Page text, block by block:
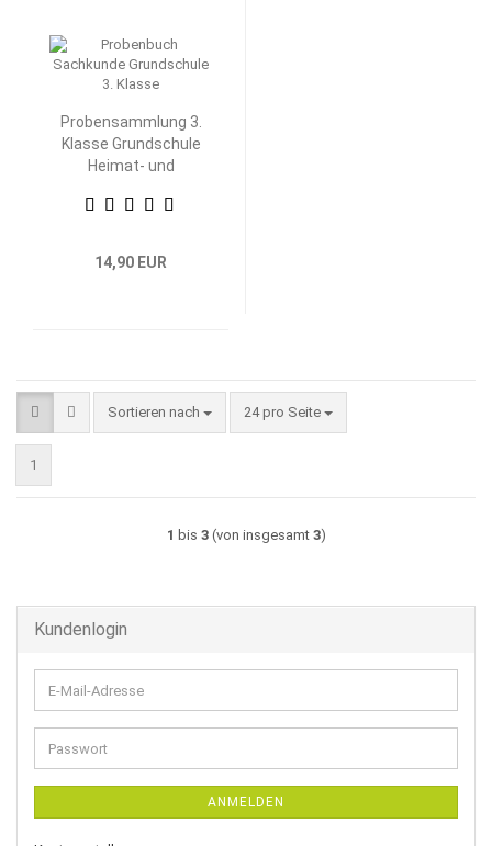
Probensammlung 3.
Klasse Grundschule
Heimat- und
14,90 EUR
Sortieren nach
Sortieren nach 24 pro Seite
pro Seite
1
1 bis 3(von insgesamt 3)
Kundenlogin
E-
Mail-
Adresse
Passwort
ANMELDEN